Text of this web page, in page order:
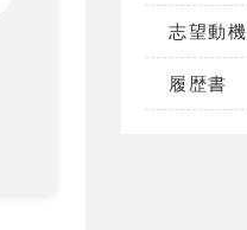
志望動機
履歴書